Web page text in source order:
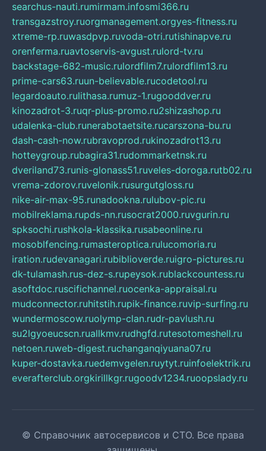
searchus-nauti.rumirmam.infosmi366.ru
transgazstroy.ruorgmanagement.orgyes-fitness.ru
xtreme-rp.ruwasdpvp.ruvoda-otri.rutishinapve.ru
orenferma.ruavtoservis-avgust.rulord-tv.ru
backstage-682-music.rulordfilm7.rulordfilm13.ru
prime-cars63.ruun-believable.rucodetool.ru
legardoauto.rulithasa.rumuz-1.rugooddver.ru
kinozadrot-3.ruqr-plus-promo.ru2shizashop.ru
udalenka-club.runerabotaetsite.rucarszona-bu.ru
dash-cash-now.rubravoprod.rukinozadrot13.ru
hotteygroup.rubagira31.rudommarketnsk.ru
dveriland73.runis-glonass51.ruveles-doroga.rutb02.ru
vrema-zdorov.ruvelonik.rusurgutgloss.ru
nike-air-max-95.runadookna.rulubov-pic.ru
mobilreklama.rupds-nn.rusocrat2000.ruvgurin.ru
spksochi.rushkola-klassika.rusabeonline.ru
mosoblfencing.rumasteroptica.rulucomoria.ru
iration.rudevanagari.rubiblioverde.ruigro-pictures.ru
dk-tulamash.rus-dez-s.rupeysok.rublackcountess.ru
asoftdoc.ruscifichannel.ruocenka-appraisal.ru
mudconnector.ruhitstih.rupik-finance.ruvip-surfing.ru
wundermoscow.ruolymp-clan.rudr-pavlush.ru
su2lgyoeucscn.ruallkmv.rudhgfd.rutesotomeshell.ru
netoen.ruweb-digest.ruchanganqiyuana07.ru
kuper-dostavka.ruedemvgelen.ruytyt.ruinfoelektrik.ru
everafterclub.orgkirillkgr.rugoodv1234.ruoopslady.ru
© Справочник автосервисов и СТО. Все права